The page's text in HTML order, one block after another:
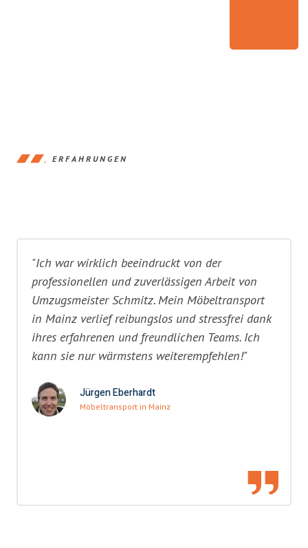
ERFAHRUNGEN
"Ich war wirklich beeindruckt von der
professionellen und zuverlässigen Arbeit von
Umzugsmeister Schmitz. Mein Möbeltransport
in Mainz verlief reibungslos und stressfrei dank
ihres erfahrenen und freundlichen Teams. Ich
kann sie nur wärmstens weiterempfehlen!"
Jürgen Eberhardt
Möbeltransport in Mainz